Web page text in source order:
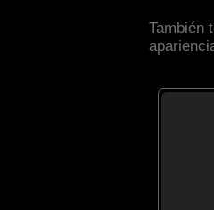
También